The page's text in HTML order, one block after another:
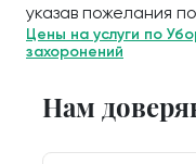
указав пожелания
Цены на услуги по
захоронений
Нам